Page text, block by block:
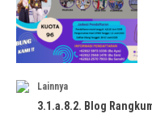
Lainnya
3.1.a.8.2. Blog